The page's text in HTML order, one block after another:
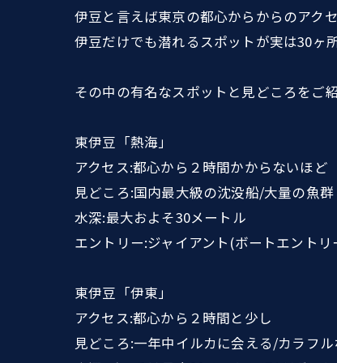
伊豆と言えば東京の都心からからのアク
伊豆だけでも潜れるスポットが実は30ヶ
その中の有名なスポットと見どころをご
東伊豆「熱海」
アクセス:都心から２時間かからないほど
見どころ:国内最大級の沈没船/大量の魚群
水深:最大およそ30メートル
エントリー:ジャイアント(ボートエントリ
東伊豆「伊東」
アクセス:都心から２時間と少し
見どころ:一年中イルカに会える/カラフ